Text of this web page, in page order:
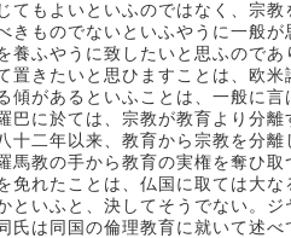
てもよいといふのではなく、宗
きものでないといふやうに一般
養ふやうに致したいと思ふのであ
きたいと思ひますことは、欧
傾があるといふことは、一般に
巴に於ては、宗教が教育より分
十二年以来、教育から宗教を分
馬教の手から教育の実権を奪ひ
免れたことは、仏国に取ては大
といふと、決してそうでない。
氏は同国の倫理教育に就いて述